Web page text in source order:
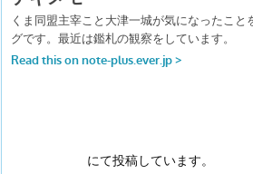
にて投稿しています。